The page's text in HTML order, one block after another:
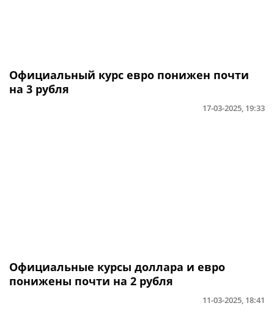
Официальный курс евро понижен почти
на 3 рубля
17-03-2025, 19:33
Официальные курсы доллара и евро
понижены почти на 2 рубля
11-03-2025, 18:41